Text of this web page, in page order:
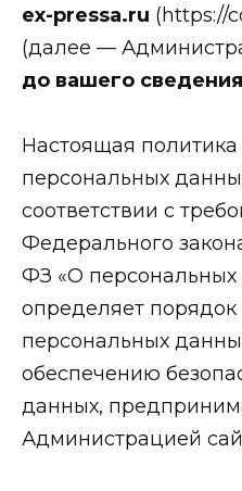
ex-pressa.ru (https://
(далее —
до вашего
Настоящая политика
персональных
соответствии с
Федерального
ФЗ «О персональных
определяет порядок
персональных
обеспечению
данных,
Администрацией